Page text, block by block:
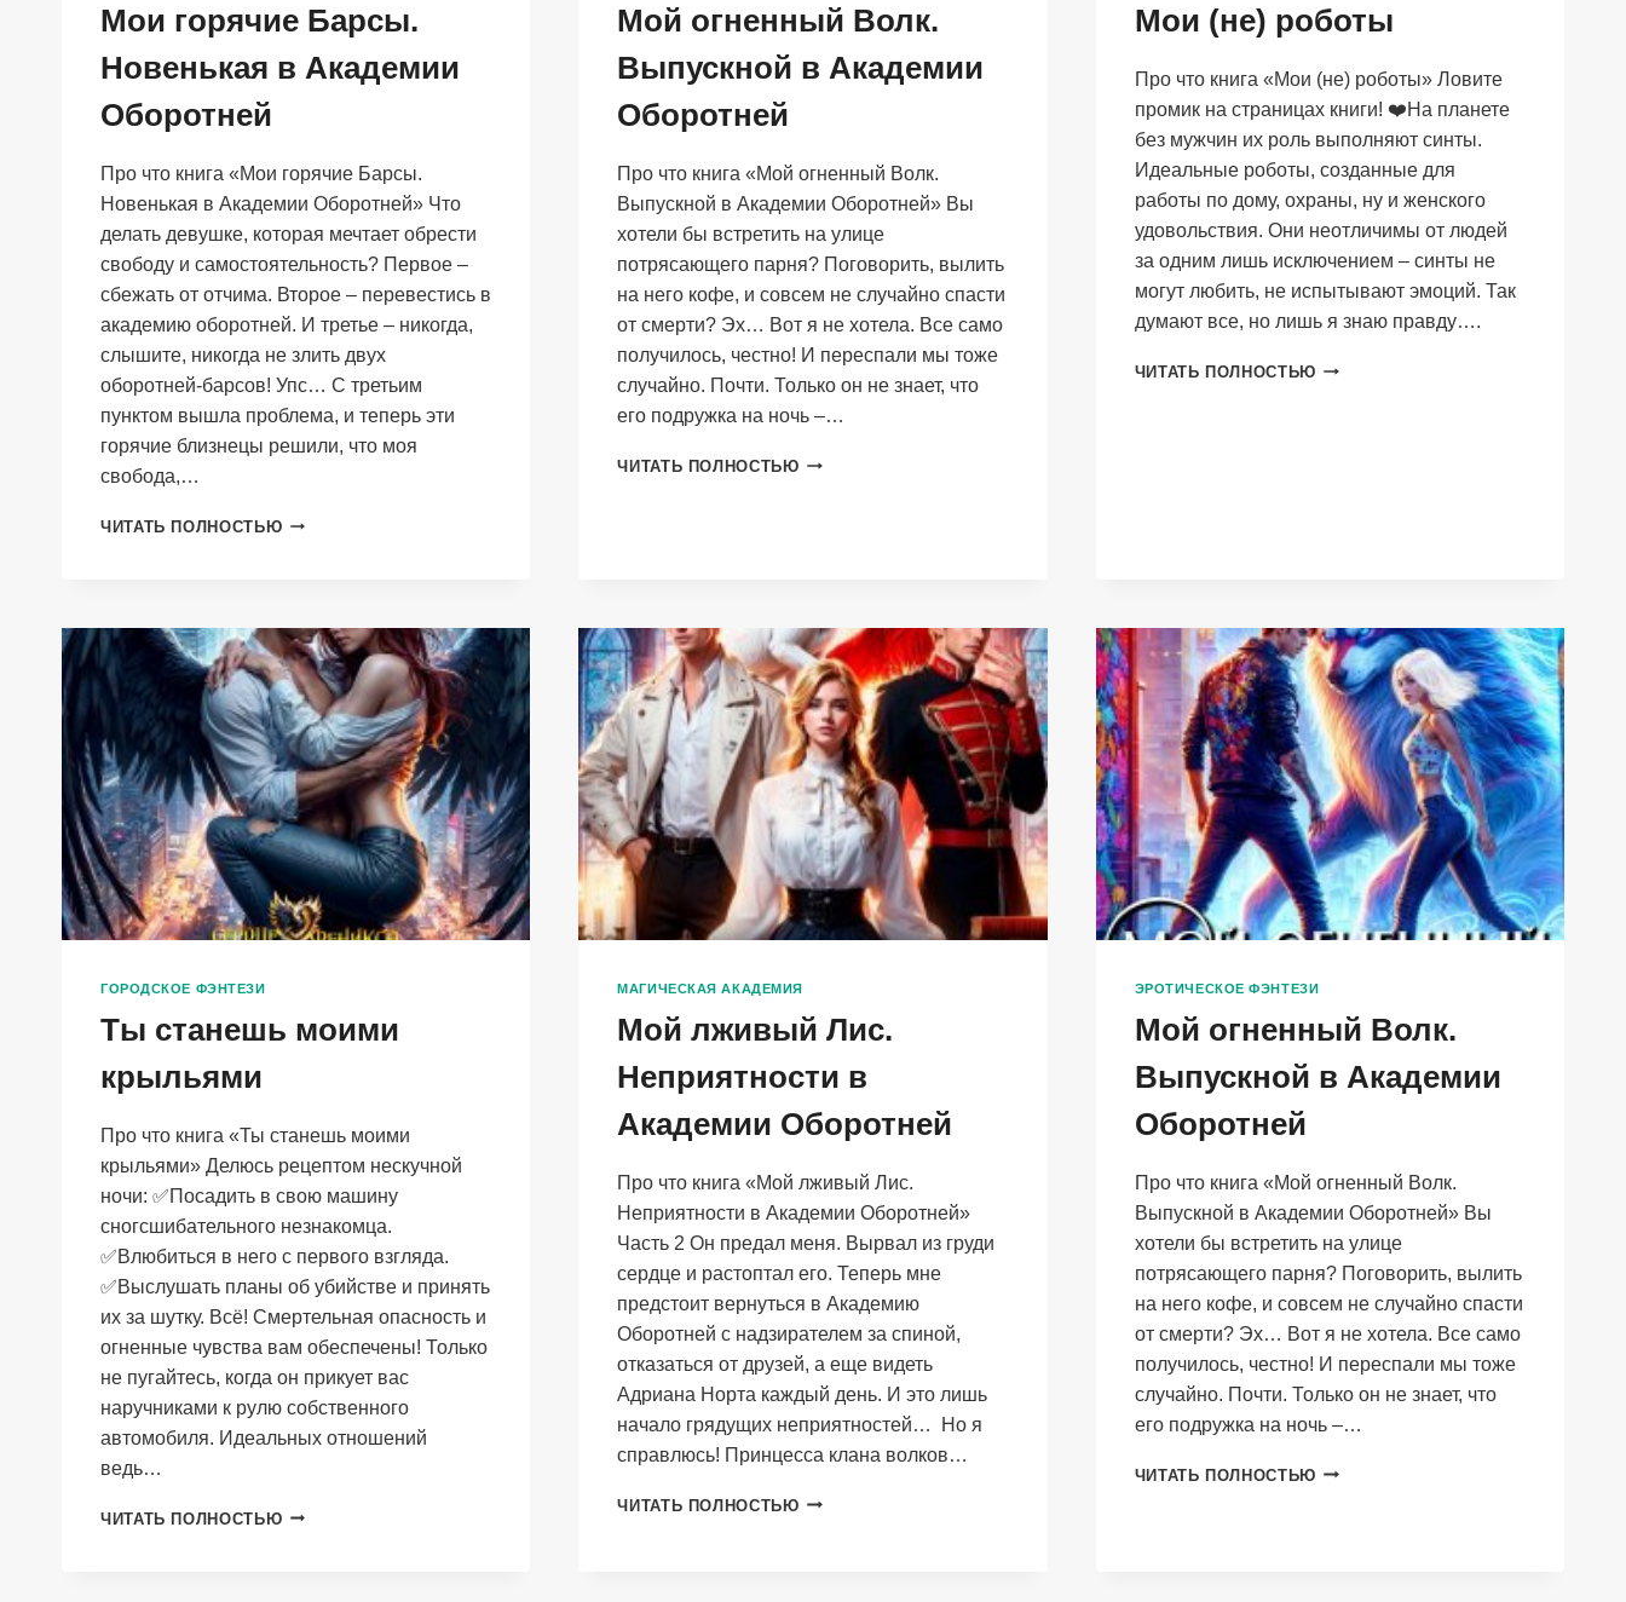
Мои горячие Барсы.
Новенькая в Академии
Оборотней
Про что книга «Мои горячие Барсы.
Новенькая в Академии Оборотней» Что
делать девушке, которая мечтает обрести
свободу и самостоятельность? Первое –
сбежать от отчима. Второе – перевестись в
академию оборотней. И третье – никогда,
слышите, никогда не злить двух
оборотней-барсов! Упс… С третьим
пунктом вышла проблема, и теперь эти
горячие близнецы решили, что моя
свобода,…
ЧИТАТЬ ПОЛНОСТЬЮ МОИ
АКАДЕМИИ
ОБОРОТНЕЙ
Мой огненный Волк.
Выпускной в Академии
Оборотней
Про что книга «Мой огненный Волк.
Выпускной в Академии Оборотней» Вы
хотели бы встретить на улице
потрясающего парня? Поговорить, вылить
на него кофе, и совсем не случайно спасти
от смерти? Эх… Вот я не хотела. Все само
получилось, честно! И переспали мы тоже
случайно. Почти. Только он не знает, что
его подружка на ночь –…
ЧИТАТЬ ПОЛНОСТЬЮ МОЙ
Мои (не) роботы
Про что книга «Мои (не) роботы» Ловите
промик на страницах книги! ‍❤️‍На планете
без мужчин их роль выполняют синты.
Идеальные роботы, созданные для
работы по дому, охраны, ну и женского
удовольствия. Они неотличимы от людей
за одним лишь исключением – синты не
могут любить, не испытывают эмоций. Так
думают все, но лишь я знаю правду….
ЧИТАТЬ ПОЛНОСТЬЮ МОИ
ГОРОДСКОЕ ФЭНТЕЗИ
Ты станешь моими
крыльями
Про что книга «Ты станешь моими
крыльями» Делюсь рецептом нескучной
ночи: ✅Посадить в свою машину
сногсшибательного незнакомца.
✅Влюбиться в него с первого взгляда.
✅Выслушать планы об убийстве и принять
их за шутку. Всё! Смертельная опасность и
огненные чувства вам обеспечены! Только
не пугайтесь, когда он прикует вас
наручниками к рулю собственного
автомобиля. Идеальных отношений
ведь…
ЧИТАТЬ ПОЛНОСТЬЮ ТЫ
МАГИЧЕСКАЯ АКАДЕМИЯ
Мой лживый Лис.
Неприятности в
Академии Оборотней
Про что книга «Мой лживый Лис.
Неприятности в Академии Оборотней»
Часть 2 Он предал меня. Вырвал из груди
сердце и растоптал его. Теперь мне
предстоит вернуться в Академию
Оборотней с надзирателем за спиной,
отказаться от друзей, а еще видеть
Адриана Норта каждый день. И это лишь
начало грядущих неприятностей… Но я
справлюсь! Принцесса клана волков…
ЧИТАТЬ ПОЛНОСТЬЮ МОЙ
ЭРОТИЧЕСКОЕ ФЭНТЕЗИ
Мой огненный Волк.
Выпускной в Академии
Оборотней
Про что книга «Мой огненный Волк.
Выпускной в Академии Оборотней» Вы
хотели бы встретить на улице
потрясающего парня? Поговорить, вылить
на него кофе, и совсем не случайно спасти
от смерти? Эх… Вот я не хотела. Все само
получилось, честно! И переспали мы тоже
случайно. Почти. Только он не знает, что
его подружка на ночь –…
ЧИТАТЬ ПОЛНОСТЬЮ МОЙ